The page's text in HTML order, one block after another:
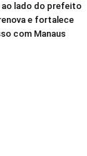
ao lado do prefeito
e fortalece
com Manaus